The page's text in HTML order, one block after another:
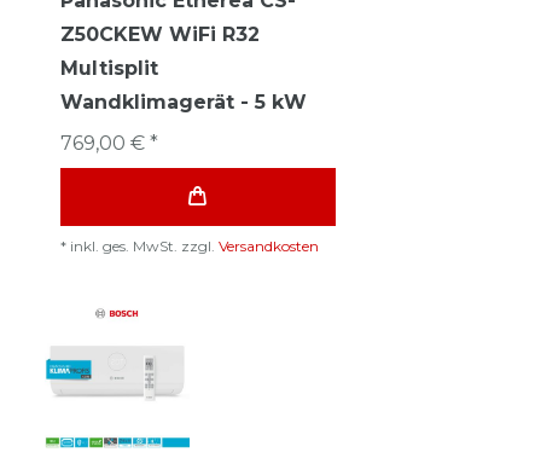
Z50CKEW WiFi R32
Multisplit
Wandklimagerät - 5 kW
769,00 € *
* inkl. ges. MwSt. zzgl. Versandkosten